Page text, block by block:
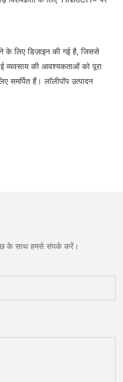
के लिए डिज़ाइन की गई है, जिससे
व्यवसाय की आवश्यकताओं को पूरा
हैं। लॉलीपॉप उत्पादन
के साथ हमसे संपर्क करें।